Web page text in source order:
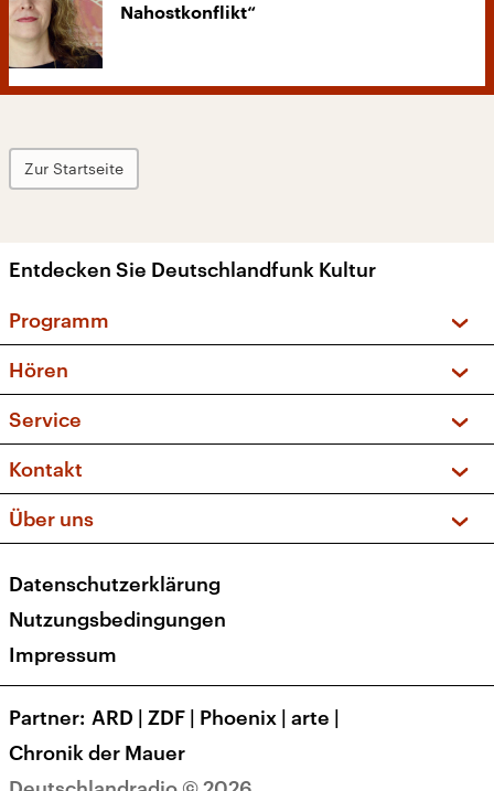
Nahostkonflikt“
Zur Startseite
Entdecken Sie Deutschlandfunk Kultur
Programm
Sendungen und Podcasts
Musikliste
Kakadu – Das Kinderprogramm
Hören
Frequenzen (UKW + DAB+)
Service
FAQ
Apps
Newsletter
Veranstaltungen
Kontakt
Social Media
Über uns
Presse
Karriere
Transparenz
Datenschutzerklärung
Nutzungsbedingungen
Impressum
Partner ARD | ZDF | Phoenix | arte |
Chronik der Mauer